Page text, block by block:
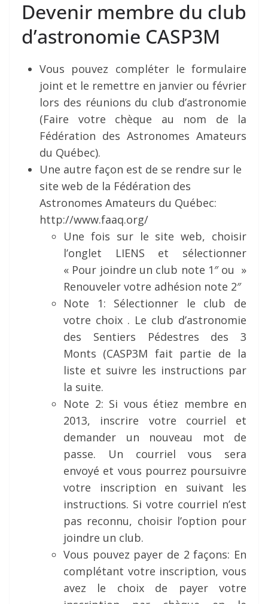
Devenir membre du club
d’astronomie CASP3M
Vous pouvez compléter le formulaire
joint et le remettre en janvier ou février
lors des réunions du club d’astronomie
(Faire votre chèque au nom de la
Fédération des Astronomes Amateurs
du Québec).
Une autre façon est de se rendre sur le
site web de la Fédération des
Astronomes Amateurs du Québec:
http://www.faaq.org/
Une fois sur le site web, choisir
l’onglet LIENS et sélectionner
« Pour joindre un club note 1″ ou »
Renouveler votre adhésion note 2″
Note 1: Sélectionner le club de
votre choix . Le club d’astronomie
des Sentiers Pédestres des 3
Monts (CASP3M fait partie de la
liste et suivre les instructions par
la suite.
Note 2: Si vous étiez membre en
2013, inscrire votre courriel et
demander un nouveau mot de
passe. Un courriel vous sera
envoyé et vous pourrez poursuivre
votre inscription en suivant les
instructions. Si votre courriel n’est
pas reconnu, choisir l’option pour
joindre un club.
Vous pouvez payer de 2 façons: En
complétant votre inscription, vous
avez le choix de payer votre